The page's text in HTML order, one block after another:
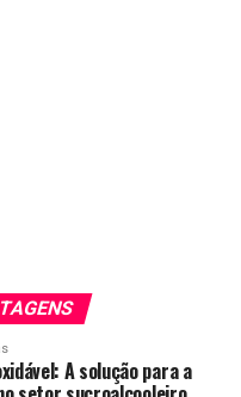
A solução para a